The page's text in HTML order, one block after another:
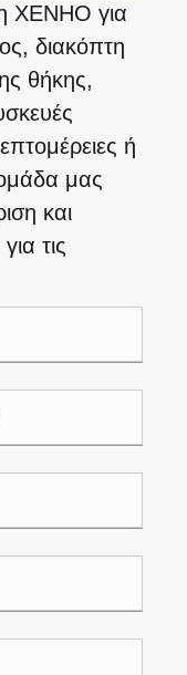
XENHO για
διακόπτη
θήκης,
ή
μας
και
τις